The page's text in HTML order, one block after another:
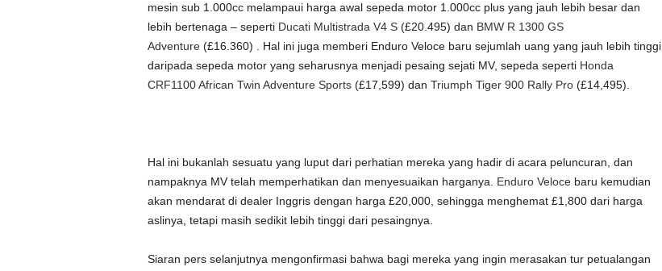
mesin sub 1.000cc melampaui harga awal sepeda motor 1.000cc plus yang jauh lebih besar dan
lebih bertenaga – seperti Ducati Multistrada V4 S(£20.495) dan BMW R 1300 GS
Adventure(£16.360) . Hal ini juga memberi Enduro Veloce baru sejumlah uang yang jauh lebih tinggi
daripada sepeda motor yang seharusnya menjadi pesaing sejati MV, sepeda seperti Honda
CRF1100 African Twin Adventure Sports(£17,599) dan Triumph Tiger 900 Rally Pro(£14,495).
Hal ini bukanlah sesuatu yang luput dari perhatian mereka yang hadir di acara peluncuran, dan
nampaknya MV telah memperhatikan dan menyesuaikan harganya. Enduro Velocebaru kemudian
akan mendarat di dealer Inggris dengan harga £20,000, sehingga menghemat £1,800 dari harga
aslinya, tetapi masih sedikit lebih tinggi dari pesaingnya.
Siaran pers selanjutnya mengonfirmasi bahwa bagi mereka yang ingin merasakan tur petualangan